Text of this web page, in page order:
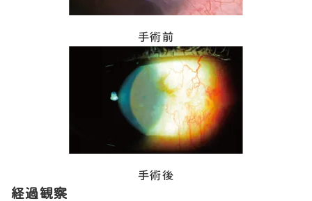
手術前
手術後
経過観察